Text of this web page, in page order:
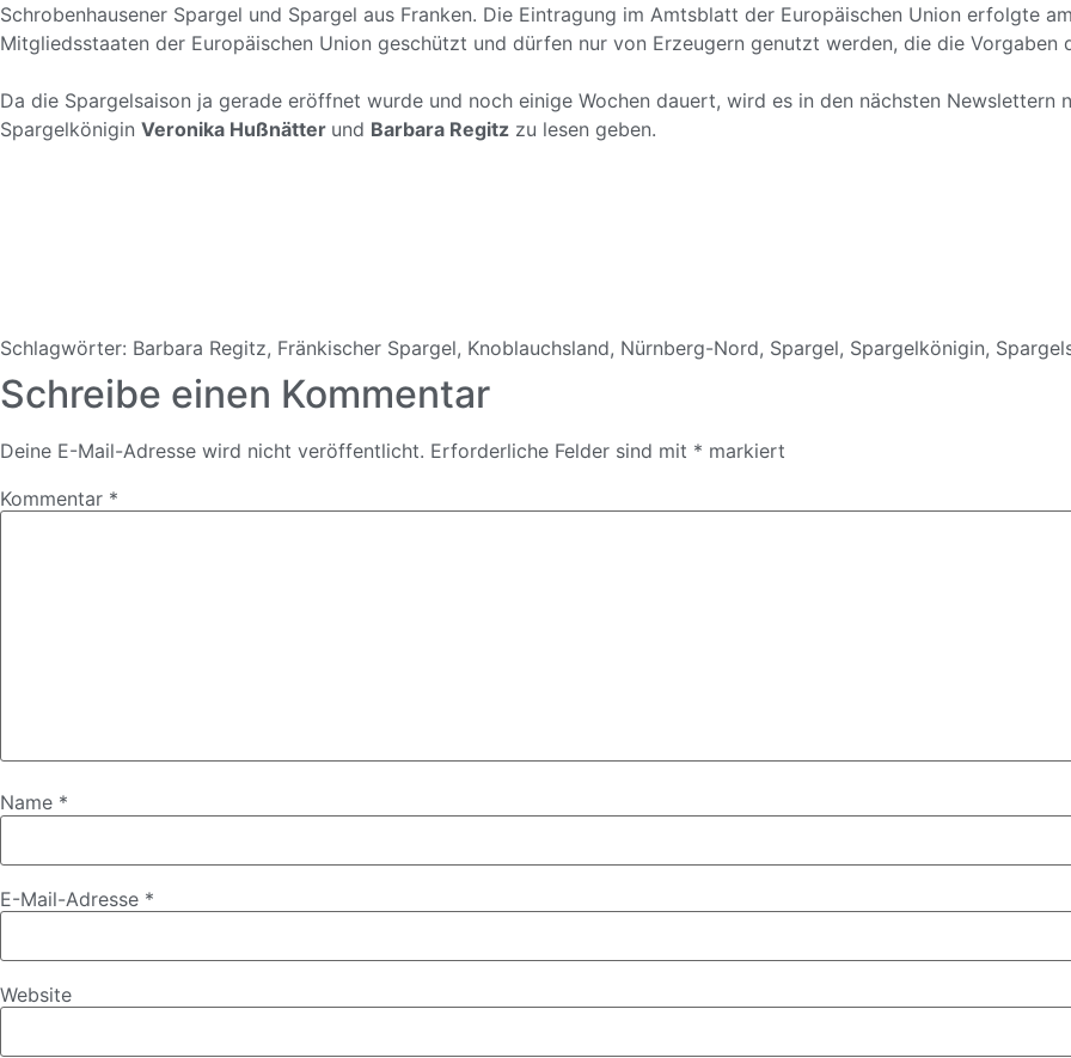
Schrobenhausener Spargel und Spargel aus Franken. Die Eintragung im Amtsblatt der Europäischen Union erfolgte
Mitgliedsstaaten der Europäischen Union geschützt und dürfen nur von Erzeugern genutzt werden, die die
Da die Spargelsaison ja gerade eröffnet wurde und noch einige Wochen dauert, wird es in den nächsten Newslettern
Spargelkönigin Veronika Hußnätter und Barbara Regitz zu lesen geben.
Schlagwörter: Barbara Regitz, Fränkischer Spargel, Knoblauchsland, Nürnberg-Nord, Spargel, Spargelkönigin,
Schreibe einen Kommentar
Deine E-Mail-Adresse wird nicht veröffentlicht. Erforderliche Felder sind mit * markiert
Kommentar *
Name *
E-Mail-Adresse *
Website